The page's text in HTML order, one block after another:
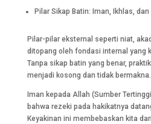
Pilar Sikap Batin: Iman, Ikhlas,
Pilar-pilar eksternal seperti niat,
ditopang oleh fondasi internal yang
Tanpa sikap batin yang benar,
menjadi kosong dan tidak bermakna.
Iman kepada Allah (Sumber
bahwa rezeki pada hakikatnya
Keyakinan ini membebaskan kita